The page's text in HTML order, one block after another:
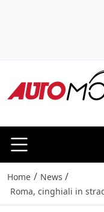
Home / News /
Roma, cinghiali in